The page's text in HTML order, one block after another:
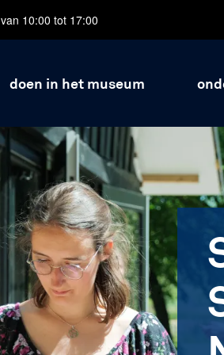
10:00 tot 17:00
doen in het museum